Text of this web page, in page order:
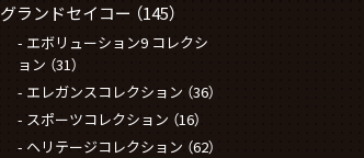
グランドセイコー （145）
エボリューション9 コレクシ
ョン （31）
エレガンスコレクション （36）
スポーツコレクション （16）
ヘリテージコレクション （62）